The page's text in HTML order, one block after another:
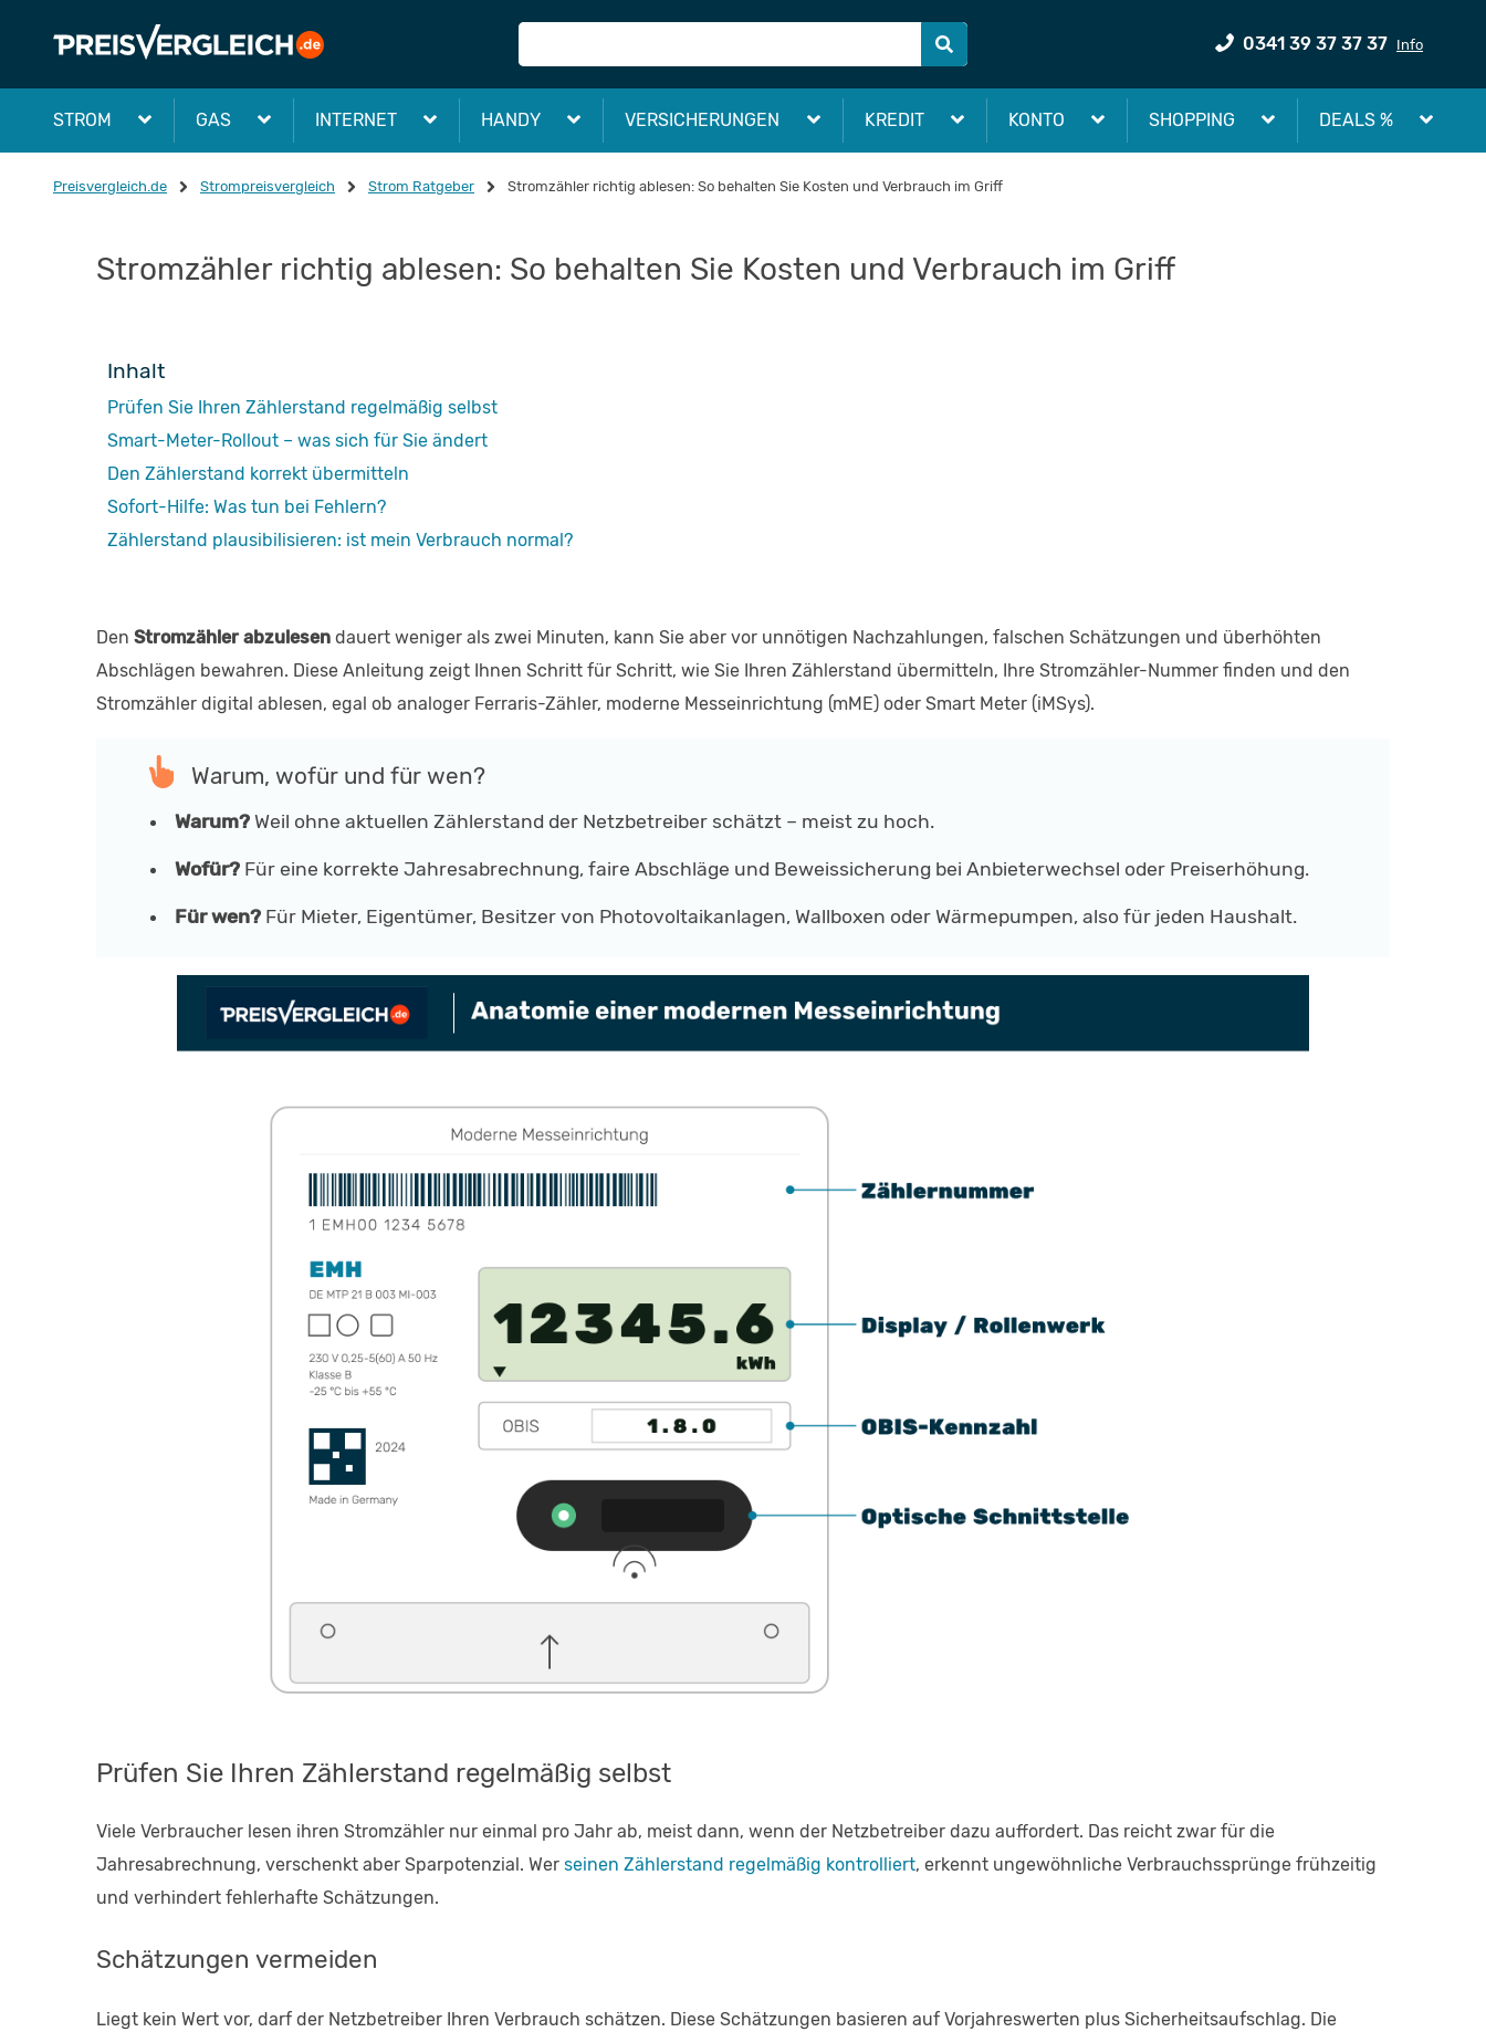
0341 39 37 37 37 Info
STROM GAS INTERNET HANDY VERSICHERUNGEN KREDIT KONTO SHOPPING DEALS %
Preisvergleich.de Strompreisvergleich Strom Ratgeber Stromzähler richtig ablesen: So behalten Sie Kosten und Verbrauch im Griff
Stromzähler richtig ablesen: So behalten Sie Kosten und Verbrauch im Griff
Inhalt
Prüfen Sie Ihren Zählerstand regelmäßig selbst
Smart-Meter-Rollout – was sich für Sie ändert
Den Zählerstand korrekt übermitteln
Sofort-Hilfe: Was tun bei Fehlern?
Zählerstand plausibilisieren: ist mein Verbrauch normal?
Den Stromzähler abzulesen dauert weniger als zwei Minuten, kann Sie aber vor unnötigen Nachzahlungen, falschen Schätzungen und überhöhten
Abschlägen bewahren. Diese Anleitung zeigt Ihnen Schritt für Schritt, wie Sie Ihren Zählerstand übermitteln, Ihre Stromzähler-Nummer finden und den
Stromzähler digital ablesen, egal ob analoger Ferraris-Zähler, moderne Messeinrichtung (mME) oder Smart Meter (iMSys).
Warum, wofür und für wen?
Warum? Weil ohne aktuellen Zählerstand der Netzbetreiber schätzt – meist zu hoch.
Wofür? Für eine korrekte Jahresabrechnung, faire Abschläge und Beweissicherung bei Anbieterwechsel oder Preiserhöhung.
Für wen? Für Mieter, Eigentümer, Besitzer von Photovoltaikanlagen, Wallboxen oder Wärmepumpen, also für jeden Haushalt.
Prüfen Sie Ihren Zählerstand regelmäßig selbst
Viele Verbraucher lesen ihren Stromzähler nur einmal pro Jahr ab, meist dann, wenn der Netzbetreiber dazu auffordert. Das reicht zwar für die
Jahresabrechnung, verschenkt aber Sparpotenzial. Wer seinen Zählerstand regelmäßig kontrolliert, erkennt ungewöhnliche Verbrauchssprünge frühzeitig
und verhindert fehlerhafte Schätzungen.
Schätzungen vermeiden
Liegt kein Wert vor, darf der Netzbetreiber Ihren Verbrauch schätzen. Diese Schätzungen basieren auf Vorjahreswerten plus Sicherheitsaufschlag. Die